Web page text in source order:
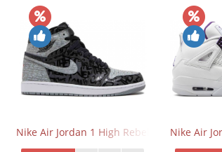
Nike Air Jordan 1 High RebellionaireNike Air